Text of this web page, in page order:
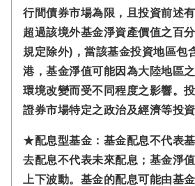
行間債券市場為限，且投資前述
超過該境外基金淨資產價值之百
規定除外)， 當該基金投資地區包
港，基金淨值可能因為大陸地區
環境改變而受不同程度之影響。
證券市場特定之政治及經濟等投資
★配息型基金：基金配息不代表
去配息不代表未來配息；基金淨
上下波動。基金的配息可能由基